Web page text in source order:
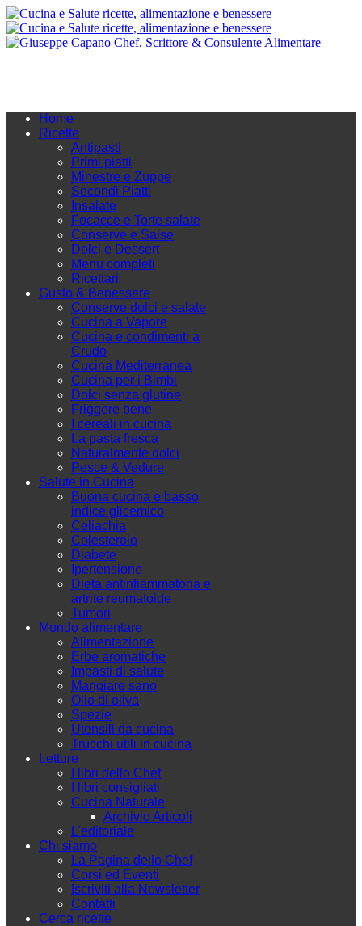
Home
Ricette
Antipasti
Primi piatti
Minestre e Zuppe
Secondi Piatti
Insalate
Focacce e Torte salate
Conserve e Salse
Dolci e Dessert
Menu completi
Ricettari
Gusto & Benessere
Conserve dolci e salate
Cucina a Vapore
Cucina e condimenti a
Crudo
Cucina Mediterranea
Cucina per i Bimbi
Dolci senza glutine
Friggere bene
I cereali in cucina
La pasta fresca
Naturalmente dolci
Pesce & Vedure
Salute in Cucina
Buona cucina e basso
indice glicemico
Celiachia
Colesterolo
Diabete
Ipertensione
Dieta antinfiammatoria e
artrite reumatoide
Tumori
Mondo alimentare
Alimentazione
Erbe aromatiche
Impasti di salute
Mangiare sano
Olio di oliva
Spezie
Utensili da cucina
Trucchi utili in cucina
Letture
I libri dello Chef
I libri consigliati
Cucina Naturale
Archivio Articoli
L'editoriale
Chi siamo
La Pagina dello Chef
Corsi ed Eventi
Iscriviti alla Newsletter
Contatti
Cerca ricette